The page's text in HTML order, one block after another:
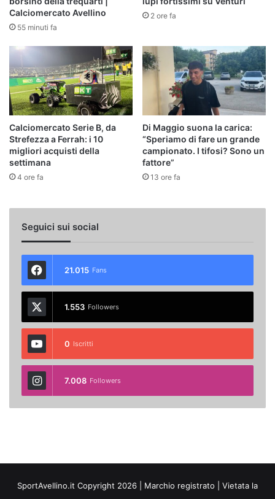
Calciomercato Avellino
55 minuti fa
2 ore fa
Calciomercato Serie B, da
Strefezza a Ferrah: i 10
migliori acquisti della
settimana
4 ore fa
Di Maggio suona la carica:
“Speriamo di fare un grande
campionato. I tifosi? Sono un
fattore”
13 ore fa
Seguici sui social
21.015 Fans
1.553 Followers
0 Iscritti
7.008 Followers
SportAvellino.it Copyright 2026 | Marchio registrato | Vietata la